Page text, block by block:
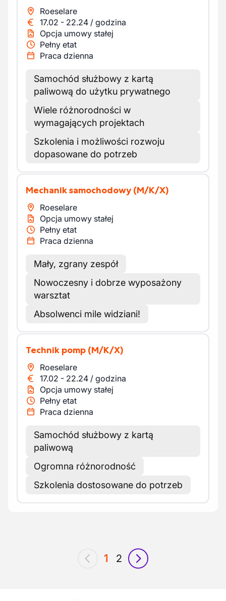
Roeselare
17.02 - 22.24 / godzina
Opcja umowy stałej
Pełny etat
Praca dzienna
Samochód służbowy z kartą
paliwową do użytku prywatnego
Wiele różnorodności w
wymagających projektach
Szkolenia i możliwości rozwoju
dopasowane do potrzeb
Mechanik samochodowy (M/K/X)
Roeselare
Opcja umowy stałej
Pełny etat
Praca dzienna
Mały, zgrany zespół
Nowoczesny i dobrze wyposażony
warsztat
Absolwenci mile widziani!
Technik pomp (M/K/X)
Roeselare
17.02 - 22.24 / godzina
Opcja umowy stałej
Pełny etat
Praca dzienna
Samochód służbowy z kartą
paliwową
Ogromna różnorodność
Szkolenia dostosowane do potrzeb
poprzedni
1 2
następny